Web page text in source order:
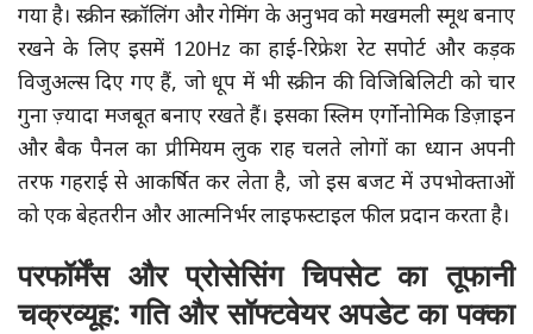
गया है। स्क्रीन स्क्रॉलिंग और गेमिंग के अनुभव को मखमली स्मूथ बनाए
रखने के लिए इसमें 120Hz का हाई-रिफ्रेश रेट सपोर्ट और कड़क
विजुअल्स दिए गए हैं, जो धूप में भी स्क्रीन की विजिबिलिटी को चार
गुना ज़्यादा मजबूत बनाए रखते हैं। इसका स्लिम एर्गोनोमिक डिज़ाइन
और बैक पैनल का प्रीमियम लुक राह चलते लोगों का ध्यान अपनी
तरफ गहराई से आकर्षित कर लेता है, जो इस बजट में उपभोक्ताओं
को एक बेहतरीन और आत्मनिर्भर लाइफस्टाइल फील प्रदान करता है।
परफॉर्मेंस और प्रोसेसिंग चिपसेट का तूफानी
चक्रव्यूह: गति और सॉफ्टवेयर अपडेट का पक्का